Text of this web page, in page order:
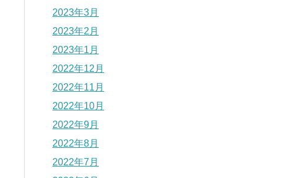
2023年3月
2023年2月
2023年1月
2022年12月
2022年11月
2022年10月
2022年9月
2022年8月
2022年7月